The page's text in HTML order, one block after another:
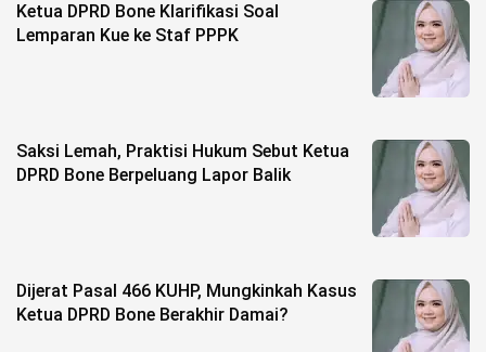
Ketua DPRD Bone Klarifikasi Soal
Lemparan Kue ke Staf PPPK
Saksi Lemah, Praktisi Hukum Sebut Ketua
DPRD Bone Berpeluang Lapor Balik
Dijerat Pasal 466 KUHP, Mungkinkah Kasus
Ketua DPRD Bone Berakhir Damai?